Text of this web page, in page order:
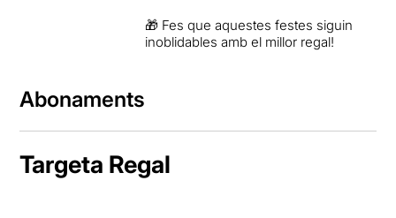
🎁 Fes que aquestes festes siguin
inoblidables amb el millor regal!
Abonaments
Targeta Regal